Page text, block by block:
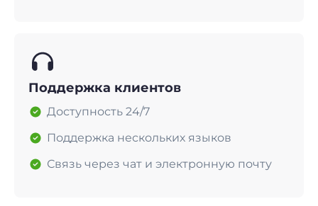
Поддержка клиентов
Доступность 24/7
Поддержка нескольких языков
Связь через чат и электронную почту